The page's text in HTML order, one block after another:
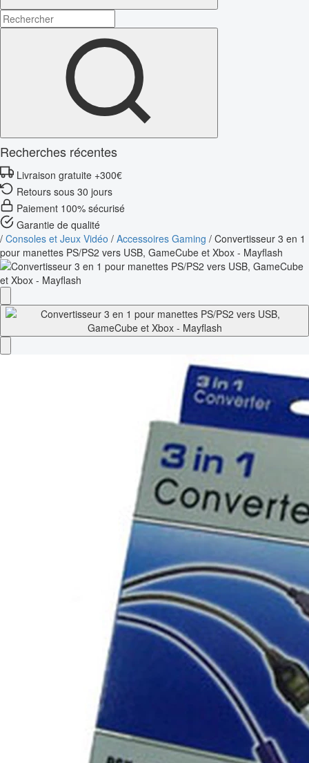
Recherches récentes
Livraison gratuite +300€
Retours sous 30 jours
Paiement 100% sécurisé
Garantie de qualité
/ Consoles et Jeux Vidéo / Accessoires Gaming / Convertisseur 3 en 1
pour manettes PS/PS2 vers USB, GameCube et Xbox - Mayflash